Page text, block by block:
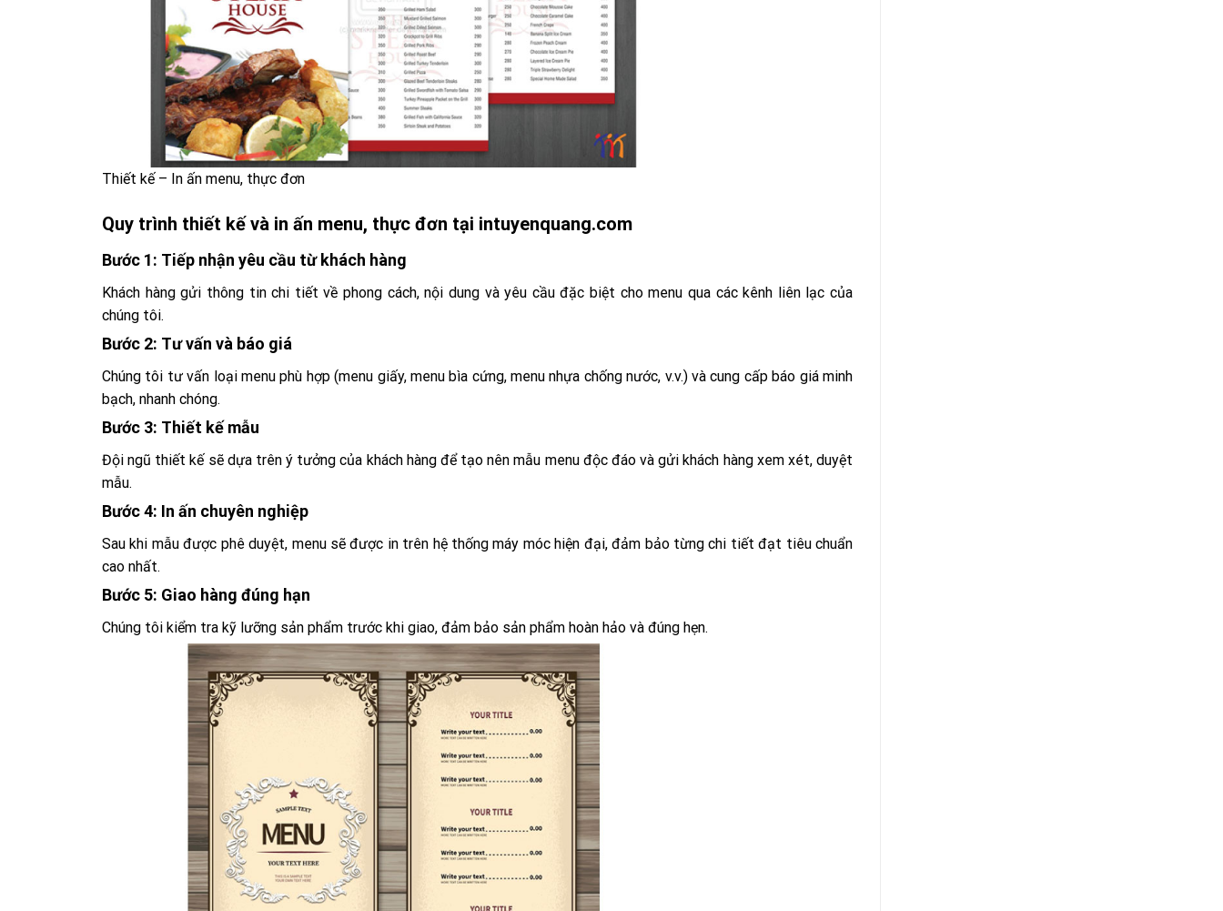
Thiết kế – In ấn menu, thực đơn
Quy trình thiết kế và in ấn menu, thực đơn tại intuyenquang.com
Bước 1: Tiếp nhận yêu cầu từ khách hàng
Khách hàng gửi thông tin chi tiết về phong cách, nội dung và yêu cầu đặc biệt cho menu qua các kênh liên lạc của
chúng tôi.
Bước 2: Tư vấn và báo giá
Chúng tôi tư vấn loại menu phù hợp (menu giấy, menu bìa cứng, menu nhựa chống nước, v.v.) và cung cấp báo giá minh
bạch, nhanh chóng.
Bước 3: Thiết kế mẫu
Đội ngũ thiết kế sẽ dựa trên ý tưởng của khách hàng để tạo nên mẫu menu độc đáo và gửi khách hàng xem xét, duyệt
mẫu.
Bước 4: In ấn chuyên nghiệp
Sau khi mẫu được phê duyệt, menu sẽ được in trên hệ thống máy móc hiện đại, đảm bảo từng chi tiết đạt tiêu chuẩn
cao nhất.
Bước 5: Giao hàng đúng hạn
Chúng tôi kiểm tra kỹ lưỡng sản phẩm trước khi giao, đảm bảo sản phẩm hoàn hảo và đúng hẹn.